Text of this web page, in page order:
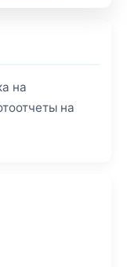
на
на